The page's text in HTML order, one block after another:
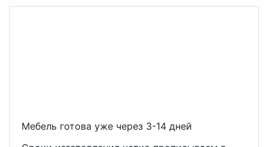
Мебель готова уже через 3-14 дней